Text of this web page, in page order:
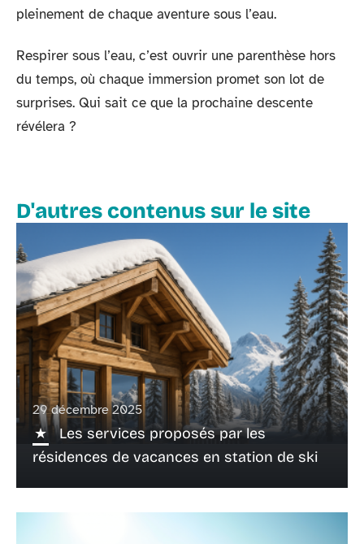
pleinement de chaque aventure sous l’eau.
Respirer sous l’eau, c’est ouvrir une parenthèse hors
du temps, où chaque immersion promet son lot de
surprises. Qui sait ce que la prochaine descente
révélera ?
D'autres contenus sur le site
29 décembre 2025
Les services proposés par les
résidences de vacances en station de ski